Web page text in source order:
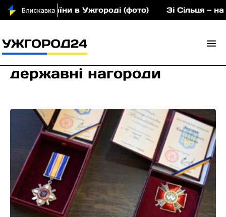
в Ужгороді (фото) Зі Сільця — на
державні нагороди